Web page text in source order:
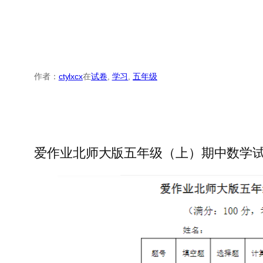
作者： ctylxcx在试卷 学习 , 五年级
爱作业北师大版五年级（上）期中数学